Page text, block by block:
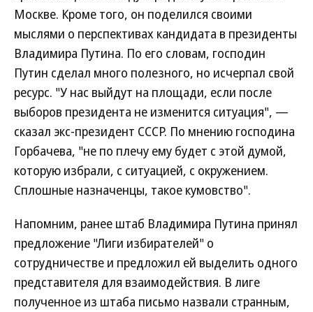
Москве. Кроме того, он поделился своими
мыслями о перспективах кандидата в президенты
Владимира Путина. По его словам, господин
Путин сделал много полезного, но исчерпал свой
ресурс. "У нас выйдут на площади, если после
выборов президента не изменится ситуация", —
сказал экс-президент СССР. По мнению господина
Горбачева, "не по плечу ему будет с этой думой,
которую избрали, с ситуацией, с окружением.
Сплошные назначенцы, такое кумовство".
Напомним, ранее штаб Владимира Путина принял
предложение "Лиги избирателей" о
сотрудничестве и предложил ей выделить одного
представителя для взаимодействия. В лиге
полученное из штаба письмо назвали странным,